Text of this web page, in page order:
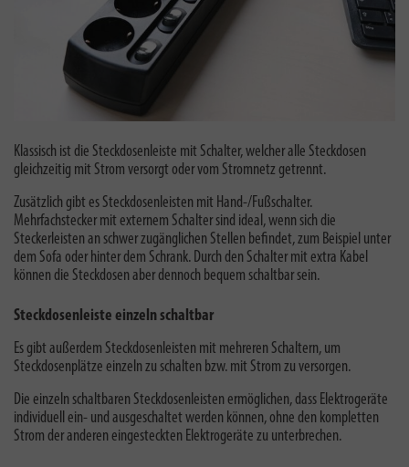
Klassisch ist die Steckdosenleiste mit Schalter, welcher alle Steckdosen
gleichzeitig mit Strom versorgt oder vom Stromnetz getrennt.
Zusätzlich gibt es Steckdosenleisten mit Hand-/Fußschalter.
Mehrfachstecker mit externem Schalter sind ideal, wenn sich die
Steckerleisten an schwer zugänglichen Stellen befindet, zum Beispiel unter
dem Sofa oder hinter dem Schrank. Durch den Schalter mit extra Kabel
können die Steckdosen aber dennoch bequem schaltbar sein.
Steckdosenleiste einzeln schaltbar
Es gibt außerdem Steckdosenleisten mit mehreren Schaltern, um
Steckdosenplätze einzeln zu schalten bzw. mit Strom zu versorgen.
Die einzeln schaltbaren Steckdosenleisten ermöglichen, dass Elektrogeräte
individuell ein- und ausgeschaltet werden können, ohne den kompletten
Strom der anderen eingesteckten Elektrogeräte zu unterbrechen.